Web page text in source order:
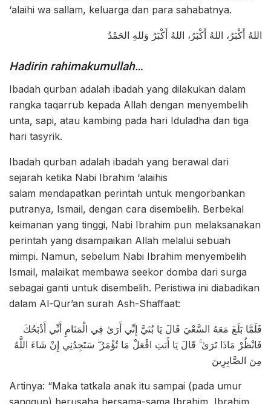
‘alaihi wa sallam, keluarga dan para sahabatnya.
اللهُ أَكْبَرُ، اللهُ أَكْبَرُ، اللهُ أَكْبَرُ وَللهِ الحَمْدُ
Hadirin rahimakumullah…
Ibadah qurban adalah ibadah yang dilakukan dalam
rangka taqarrub kepada Allah dengan menyembelih
unta, sapi, atau kambing pada hari Iduladha dan tiga
hari tasyrik.
Ibadah qurban adalah ibadah yang berawal dari
sejarah ketika Nabi Ibrahim ‘alaihis
salam mendapatkan perintah untuk mengorbankan
putranya, Ismail, dengan cara disembelih. Berbekal
keimanan yang tinggi, Nabi Ibrahim pun melaksanakan
perintah yang disampaikan Allah melalui sebuah
mimpi. Namun, sebelum Nabi Ibrahim menyembelih
Ismail, malaikat membawa seekor domba dari surga
sebagai ganti untuk disembelih. Peristiwa ini diabadikan
dalam Al-Qur’an surah Ash-Shaffaat:
فَلَمَّا بَلَغَ مَعَهُ السَّعْيَ قَالَ يَا بُنَيَّ إِنِّي أَرَىٰ فِي الْمَنَامِ أَنِّي أَذْبَحُكَ
فَانْظُرْ مَاذَا تَرَىٰ ۚ قَالَ يَا أَبَتِ افْعَلْ مَا تُؤْمَرُ ۖ سَتَجِدُنِي إِنْ شَاءَ اللَّهُ
مِنَ الصَّابِرِينَ
Artinya: “Maka tatkala anak itu sampai (pada umur
sanggup) berusaha bersama-sama Ibrahim, Ibrahim